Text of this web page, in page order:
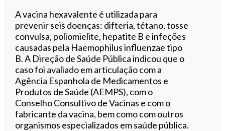
A vacina hexavalente é utilizada para
prevenir seis doenças: difteria, tétano, tosse
convulsa, poliomielite, hepatite B e infeções
causadas pela Haemophilus influenzae tipo
B. A Direção de Saúde Pública indicou que o
caso foi avaliado em articulação com a
Agência Espanhola de Medicamentos e
Produtos de Saúde (AEMPS), com o
Conselho Consultivo de Vacinas e com o
fabricante da vacina, bem como com outros
organismos especializados em saúde pública.